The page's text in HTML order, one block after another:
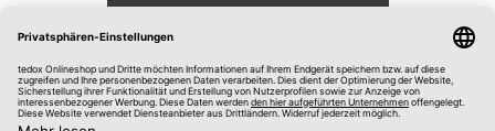
Impressum
AGB